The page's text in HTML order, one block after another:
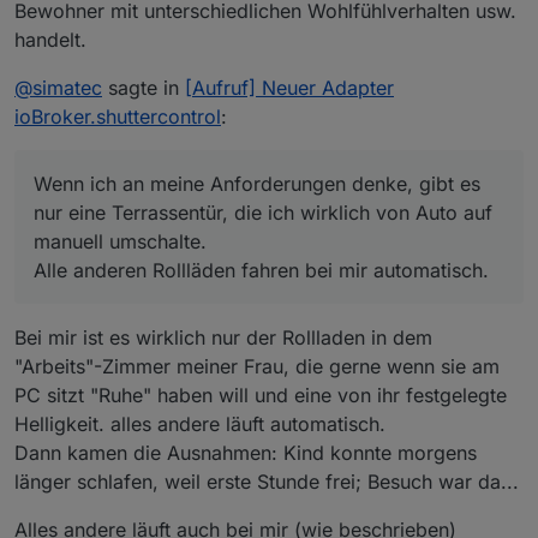
Bewohner mit unterschiedlichen Wohlfühlverhalten usw.
handelt.
@simatec sagte in [Aufruf] Neuer Adapter
ioBroker.shuttercontrol:
Wenn ich an meine Anforderungen denke, gibt es
nur eine Terrassentür, die ich wirklich von Auto auf
manuell umschalte.
Alle anderen Rollläden fahren bei mir automatisch.
Bei mir ist es wirklich nur der Rollladen in dem
"Arbeits"-Zimmer meiner Frau, die gerne wenn sie am
PC sitzt "Ruhe" haben will und eine von ihr festgelegte
Helligkeit. alles andere läuft automatisch.
Dann kamen die Ausnahmen: Kind konnte morgens
länger schlafen, weil erste Stunde frei; Besuch war da...
Alles andere läuft auch bei mir (wie beschrieben)